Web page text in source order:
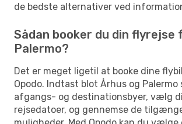
de bedste alternativer ved
Sådan booker du din flyrejse
Palermo?
Det er meget ligetil at booke dine
Opodo. Indtast blot Århus og Palermo
afgangs- og destinationsbyer, vælg
rejsedatoer, og gennemse de